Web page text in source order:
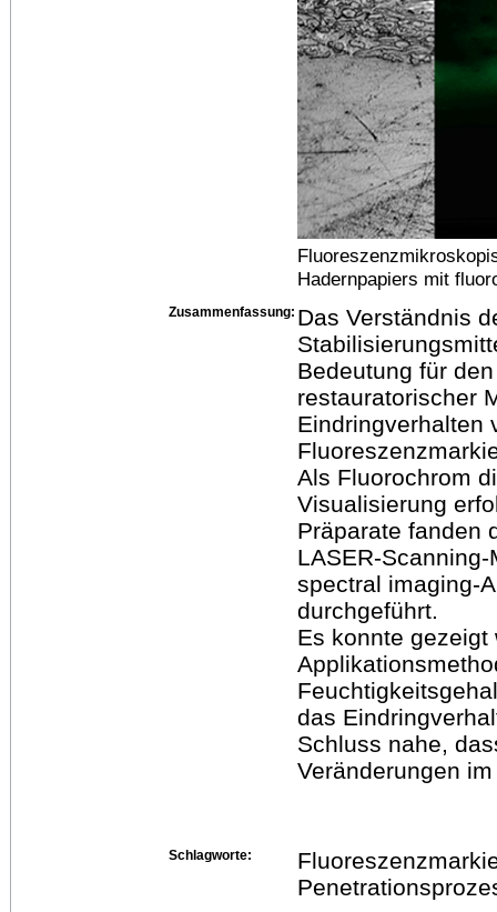
Hadernpapiers mit
Zusammenfassung: Das Verständnis
Bedeutung für
restauratorischer
Eindringverhalten
Als Fluorochrom
Visualisierung
Präparate fanden
LASER-
spectral imaging-
durchgeführt.
Es konnte
das
Schluss nahe,
Veränderungen
Schlagworte: